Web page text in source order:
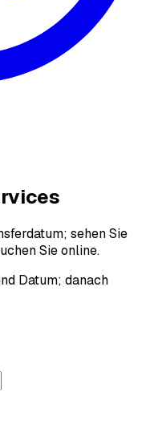
sehen Sie
Sie online.
Datum; danach